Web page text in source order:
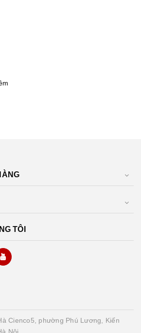
TÔI
Cienco5, phường Phú Lương, Kiến